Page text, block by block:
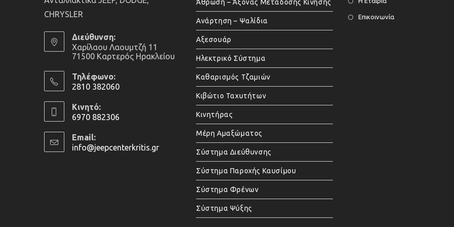
CHRYSLER
Διεύθυνση:
Χαρίλαου Λαουμτζή 11
71500 Καρτερός Ηρακλείου
Τηλέφωνο:
2810 382060
in
your
application
Κινητό:
6970 882306
in
your
Email:
info@jeepcenterkritis.grOpens
Άθρωση – Άξονας Μετάδοσης Κίνησης
Ανάρτηση – Ψαλίδια
Αξεσουάρ
Ηλεκτρικό Σύστημα
Καθαρισμός Τζαμιών
Κιβώτιο Ταχυτήτων
Κινητήρας
Μέρη Αμαξώματος
Σύστημα Διεύθυνσης
Σύστημα Παροχής Καυσίμου
Σύστημα Φρένων
Σύστημα Ψύξης
Επικοινωνία